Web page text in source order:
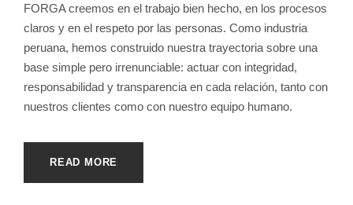
FORGA creemos en el trabajo bien hecho, en los procesos
claros y en el respeto por las personas. Como industria
peruana, hemos construido nuestra trayectoria sobre una
base simple pero irrenunciable: actuar con integridad,
responsabilidad y transparencia en cada relación, tanto con
nuestros clientes como con nuestro equipo humano.
READ MORE